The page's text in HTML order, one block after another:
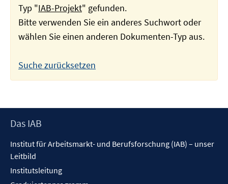
Typ "IAB-Projekt" gefunden.
Bitte verwenden Sie ein anderes Suchwort oder
wählen Sie einen anderen Dokumenten-Typ aus.
Suche zurücksetzen
Footer
Das IAB
Institut für Arbeitsmarkt- und Berufsforschung (IAB) – unser
Leitbild
Institutsleitung